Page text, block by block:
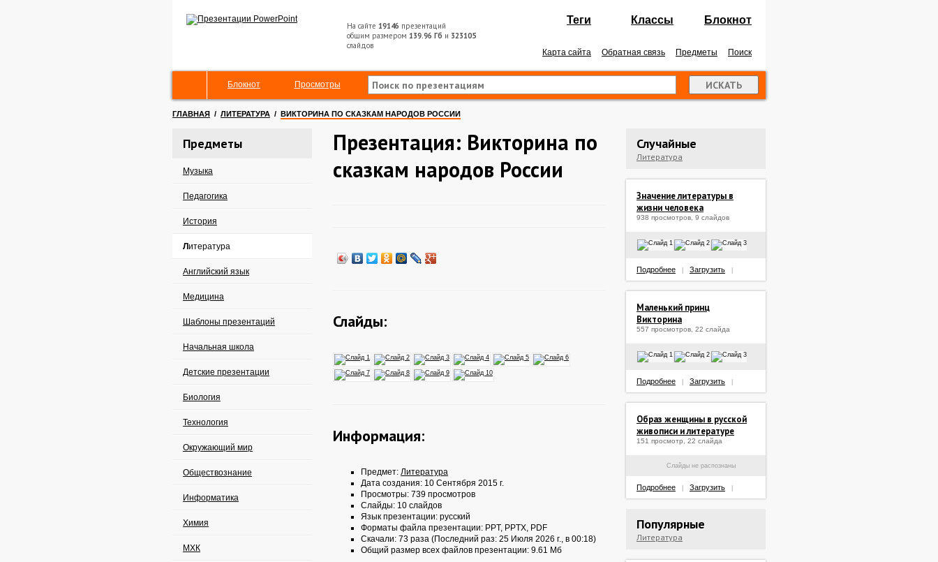
На сайте 19146 презентаций
общим размером 139.96 Гб и 323105
слайдов
Теги Классы Блокнот
Карта сайта Обратная связь Предметы Поиск
Блокнот Просмотры
ГЛАВНАЯ / ЛИТЕРАТУРА / ВИКТОРИНА ПО СКАЗКАМ НАРОДОВ РОССИИ
Предметы
Музыка
Педагогика
История
Литература
Английский язык
Медицина
Шаблоны презентаций
Начальная школа
Детские презентации
Биология
Технология
Окружающий мир
Обществознание
Информатика
Химия
МХК
Презентация: Викторина по
сказкам народов России
Слайды:
Информация:
Предмет: Литература
Дата создания: 10 Сентября 2015 г.
Просмотры: 739 просмотров
Слайды: 10 слайдов
Язык презентации: русский
Форматы файла презентации: PPT, PPTX, PDF
Скачали: 73 раза (Последний раз: 25 Июля 2026 г., в 00:18)
Общий размер всех файлов презентации: 9.61 Мб
Случайные
Литература
Значение литературы в
жизни человека
938 просмотров, 9 слайдов
Подробнее Загрузить
Маленький принц
Викторина
557 просмотров, 22 слайда
Подробнее Загрузить
Образ женщины в русской
живописи и литературе
151 просмотр, 22 слайда
Слайды не распознаны
Подробнее Загрузить
Популярные
Литература